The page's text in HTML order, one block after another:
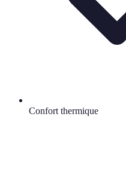
Confort thermique